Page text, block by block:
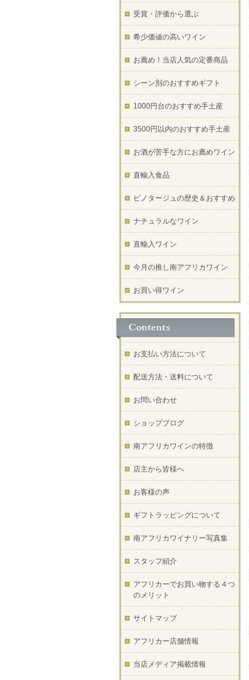
受賞・評価から選ぶ
希少価値の高いワイン
お薦め！当店人気の定番商品
シーン別のおすすめギフト
1000円台のおすすめ手土産
3500円以内のおすすめ手土産
お酒が苦手な方にお薦めワイン
直輸入食品
ピノタージュの歴史＆おすすめ
ナチュラルなワイン
直輸入ワイン
今月の推し南アフリカワイン
お買い得ワイン
お支払い方法について
配送方法・送料について
お問い合わせ
ショップブログ
南アフリカワインの特徴
店主から皆様へ
お客様の声
ギフトラッピングについて
南アフリカワイナリー写真集
スタッフ紹介
アフリカーでお買い物する４つ
のメリット
サイトマップ
アフリカー店舗情報
当店メディア掲載情報